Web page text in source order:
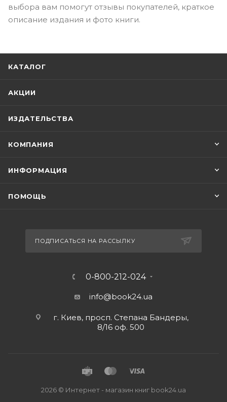
выбора вам помогут отзывы покупателей, краткое
описание издания и фото книги.
КАТАЛОГ
АКЦИИ
ИЗДАТЕЛЬСТВА
КОМПАНИЯ
ИНФОРМАЦИЯ
ПОМОЩЬ
ПОДПИСАТЬСЯ НА РАССЫЛКУ
0-800-212-024
info@book24.ua
г. Киев, просп. Степана Бандеры,
8/16 оф. 500
2026 © Интернет - магазин книг book24.ua